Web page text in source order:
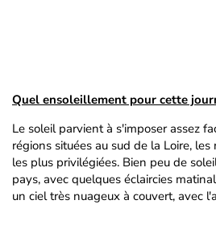
Quel ensoleillement pour cette
Le soleil parvient à s'imposer assez
régions situées au sud de la Loire,
les plus privilégiées. Bien peu de
pays, avec quelques éclaircies
un ciel très nuageux à couvert, avec